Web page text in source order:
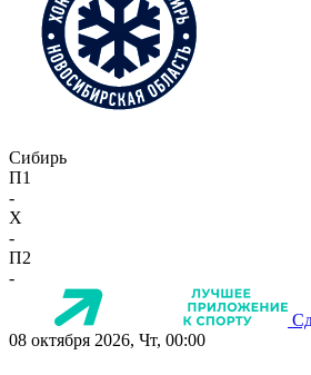
Сибирь
П1
-
X
-
П2
-
08 октября 2026, Чт, 00:00